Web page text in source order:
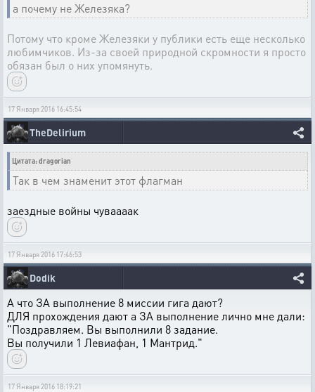
а почему не Железяка?
Потому что кроме Железяки у публики есть еще несколько
любимчиков. Из-за своей природной скромности я просто
обязан был о них упомянуть.
17 Января 2016 16:45:54
TheDelirium
Цитата: dragorian
Так в чем знаменит этот флагман
заездные войны чуваааак
17 Января 2016 17:46:53
Dodik
А что ЗА выполнение 8 миссии гига дают?
ДЛЯ прохождения дают а ЗА выполнение лично мне дали:
"Поздравляем. Вы выполнили 8 задание.
Вы получили 1 Левиафан, 1 Мантрид."
17 Января 2016 18:19:21